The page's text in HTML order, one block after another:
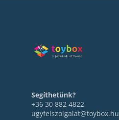
Segíthetünk?
+36 30 882 4822
ugyfelszolgalat@toybox.hu